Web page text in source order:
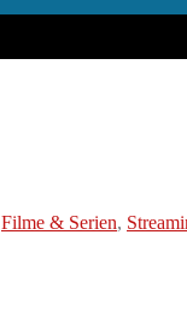
Filme & Serien,